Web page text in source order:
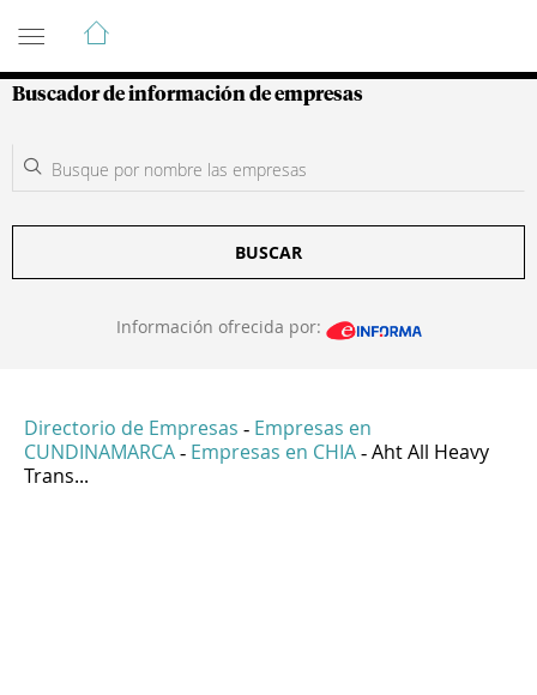
Guía de Empresas Colombianas
Buscador de información de empresas
BUSCAR
Información ofrecida por:
Directorio de Empresas - Empresas en
CUNDINAMARCA - Empresas en CHIA - Aht All Heavy
Trans...